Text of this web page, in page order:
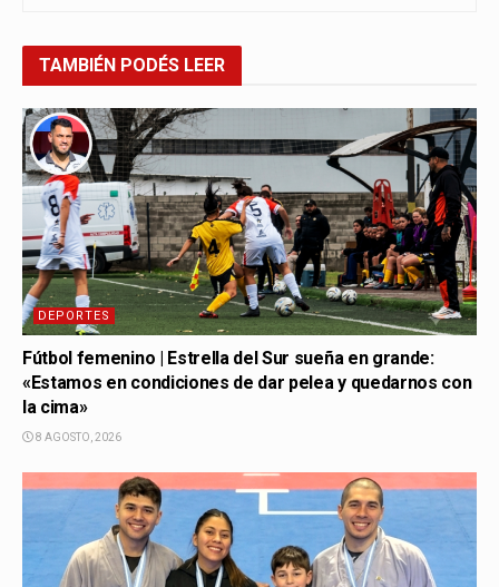
TAMBIÉN PODÉS LEER
DEPORTES
Fútbol femenino | Estrella del Sur sueña en grande:
«Estamos en condiciones de dar pelea y quedarnos con
la cima»
8 AGOSTO, 2026